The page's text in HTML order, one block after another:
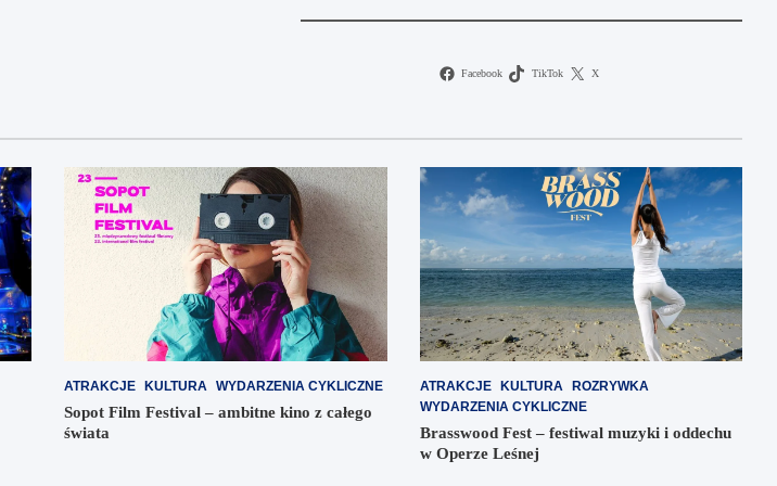
N
a
w
i
g
a
c
i
d
o
k
i
n
a
w
Facebook TikTok X
ATRAKCJE KULTURA WYDARZENIA CYKLICZNE
Sopot Film Festival – ambitne kino z całego
świata
ATRAKCJE KULTURA
ROZRYWKA
WYDARZENIA CYKLICZNE
Brasswood Fest – festiwal muzyki i oddechu
w Operze Leśnej